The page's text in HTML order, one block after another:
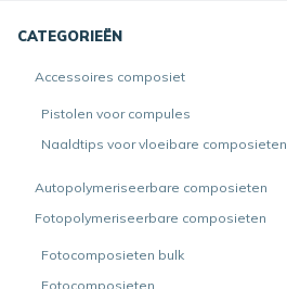
CATEGORIEËN
Accessoires composiet
Pistolen voor compules
Naaldtips voor vloeibare composieten
Autopolymeriseerbare composieten
Fotopolymeriseerbare composieten
Fotocomposieten bulk
Fotocomposieten